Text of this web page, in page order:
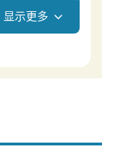
显示更多